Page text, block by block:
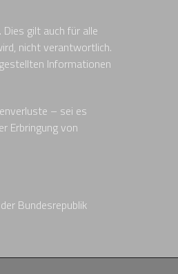
gilt auch für alle
nicht verantwortlich.
Informationen
– sei es
Erbringung von
Bundesrepublik